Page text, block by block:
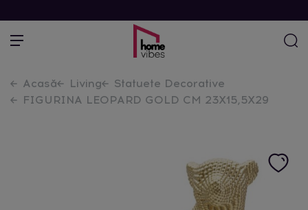
Acasă Living
Statuete Decorative
FIGURINA LEOPARD GOLD CM 23X15,5X29